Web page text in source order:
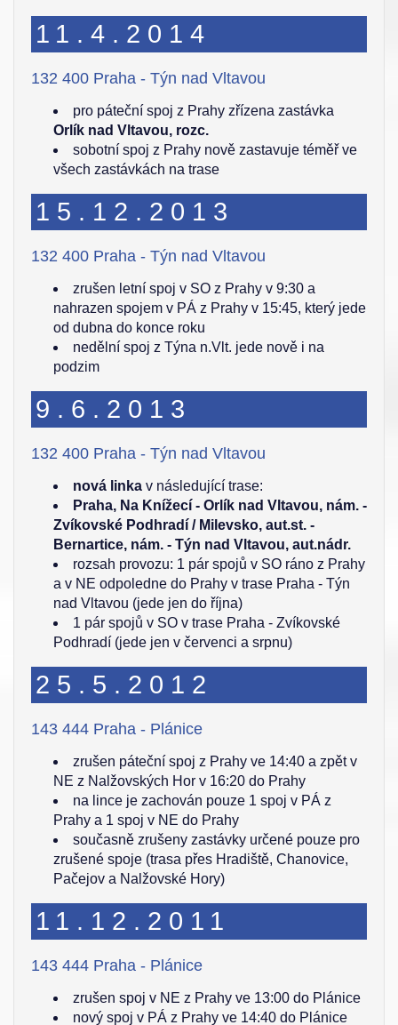
11.4.2014
132 400 Praha - Týn nad Vltavou
pro páteční spoj z Prahy zřízena zastávka
Orlík nad Vltavou, rozc.
sobotní spoj z Prahy nově zastavuje téměř ve
všech zastávkách na trase
15.12.2013
132 400 Praha - Týn nad Vltavou
zrušen letní spoj v SO z Prahy v 9:30 a
nahrazen spojem v PÁ z Prahy v 15:45, který jede
od dubna do konce roku
nedělní spoj z Týna n.Vlt. jede nově i na
podzim
9.6.2013
132 400 Praha - Týn nad Vltavou
nová linka v následující trase:
Praha, Na Knížecí - Orlík nad Vltavou, nám. -
Zvíkovské Podhradí / Milevsko, aut.st. -
Bernartice, nám. - Týn nad Vltavou, aut.nádr.
rozsah provozu: 1 pár spojů v SO ráno z Prahy
a v NE odpoledne do Prahy v trase Praha - Týn
nad Vltavou (jede jen do října)
1 pár spojů v SO v trase Praha - Zvíkovské
Podhradí (jede jen v červenci a srpnu)
25.5.2012
143 444 Praha - Plánice
zrušen páteční spoj z Prahy ve 14:40 a zpět v
NE z Nalžovských Hor v 16:20 do Prahy
na lince je zachován pouze 1 spoj v PÁ z
Prahy a 1 spoj v NE do Prahy
současně zrušeny zastávky určené pouze pro
zrušené spoje (trasa přes Hradiště, Chanovice,
Pačejov a Nalžovské Hory)
11.12.2011
143 444 Praha - Plánice
zrušen spoj v NE z Prahy ve 13:00 do Plánice
nový spoj v PÁ z Prahy ve 14:40 do Plánice